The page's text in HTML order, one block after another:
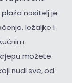
nositelj je
ležaljke i
možete
nudi sve, od